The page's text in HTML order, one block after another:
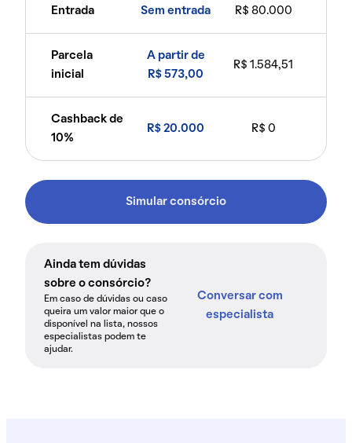
Entrada Sem entrada R$ 80.000
Parcela
inicial
A partir de
R$ 573,00
R$ 1.584,51
Cashback de
10%
R$ 20.000 R$ 0
Simular consórcio
Ainda tem dúvidas
sobre o consórcio?
Em caso de dúvidas ou caso
queira um valor maior que o
disponível na lista, nossos
especialistas podem te
ajudar.
Conversar com
especialista